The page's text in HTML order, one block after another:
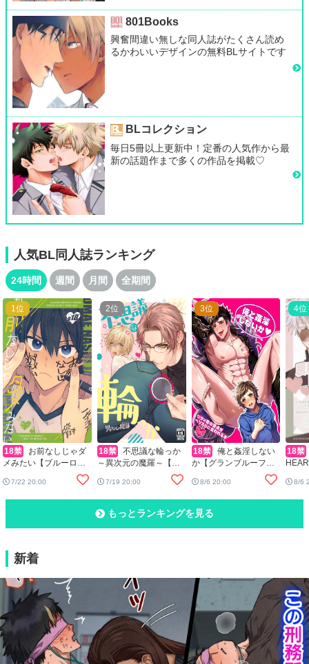
801Books
興奮間違い無しな同人誌がたくさん読め
るかわいいデザインの無料BLサイトです
BLコレクション
毎日5冊以上更新中！定番の人気作から最
新の話題作まで多くの作品を掲載♡
人気BL同人誌ランキング
24時間 週間 月間 全期間
18禁
メみたい【ブルーロッ
7/22 20:00
18禁
～異次元の魔羅～【名
探偵コナン/赤降(赤井×
降谷)】
7/19 20:00
18禁
か【グランブルーファ
ンタジー/グラベリ】
8/6 20:00
18禁
8/6
もっとランキングを見る
新着